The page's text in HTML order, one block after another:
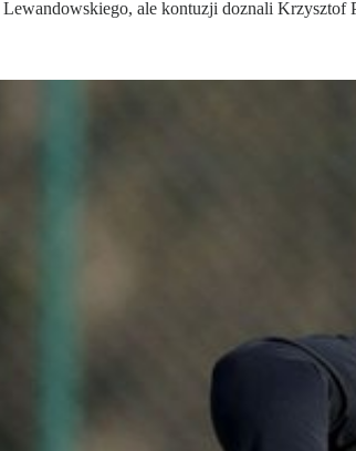
Lewandowskiego, ale kontuzji doznali